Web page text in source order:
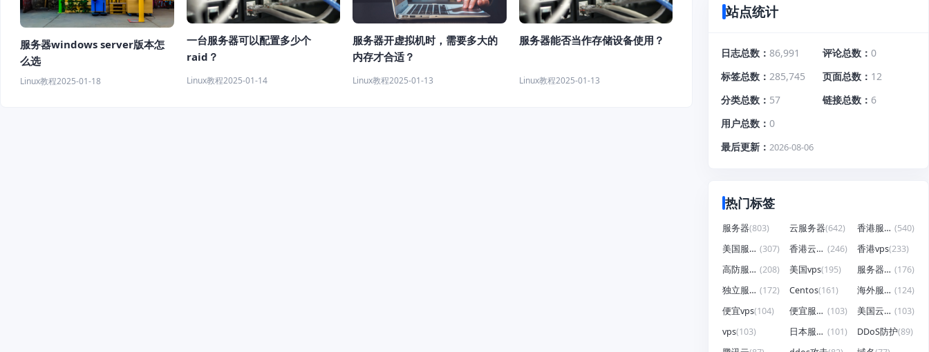
服务器windows server版本怎
么选
Linux教程2025-01-18
一台服务器可以配置多少个
raid？
Linux教程2025-01-14
服务器开虚拟机时，需要多大的
内存才合适？
Linux教程2025-01-13
服务器能否当作存储设备使用？
Linux教程2025-01-13
站点统计
日志总数 86,991 评论总数
0
标签总数
285,745 页面总数
12
分类总数
57 链接总数
6
用户总数
0
最后更新
2026-08-06
热门标签
服务器(803) 云服务器(642) 香港服务器 (540)
美国服务器 (307) 香港云服务器 (246) 香港vps(233)
高防服务器 (208) 美国vps(195) 服务器租用 (176)
独立服务器 (172) Centos(161) 海外服务器 (124)
便宜vps(104) 便宜服务器 (103) 美国云服务器 (103)
vps(103) 日本服务器 (101) DDoS防护(89)